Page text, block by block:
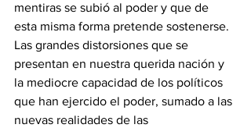
mentiras se subió al poder y que de
esta misma forma pretende sostenerse.
Las grandes distorsiones que se
presentan en nuestra querida nación y
la mediocre capacidad de los políticos
que han ejercido el poder, sumado a las
nuevas realidades de las